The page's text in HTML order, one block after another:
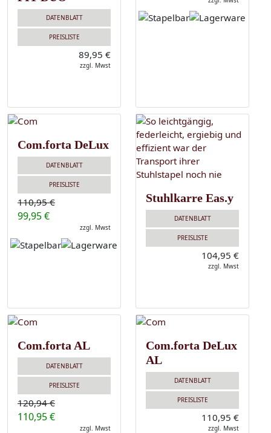
DATENBLATT
PREISLISTE
89,95 €
zzgl. Mwst
Com.forta DeLux
DATENBLATT
PREISLISTE
110,95 €
99,95 €
zzgl. Mwst
Stuhlkarre Eas.y
DATENBLATT
PREISLISTE
104,95 €
zzgl. Mwst
Com.forta AL
DATENBLATT
PREISLISTE
120,94 €
110,95 €
zzgl. Mwst
Com.forta DeLux
AL
DATENBLATT
PREISLISTE
110,95 €
zzgl. Mwst